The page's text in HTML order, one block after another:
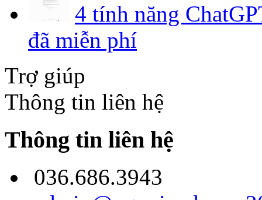
4 tính năng
đã miễn phí
Trợ giúp
Thông tin liên hệ
Thông tin liên hệ
036.686.3943